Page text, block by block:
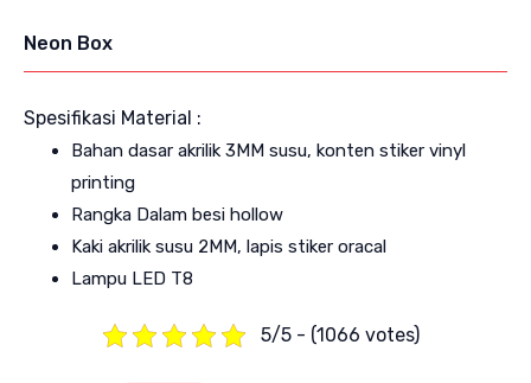
Neon Box
Spesifikasi Material :
Bahan dasar akrilik 3MM susu, konten stiker vinyl
printing
Rangka Dalam besi hollow
Kaki akrilik susu 2MM, lapis stiker oracal
Lampu LED T8
5/5 - (1066 votes)